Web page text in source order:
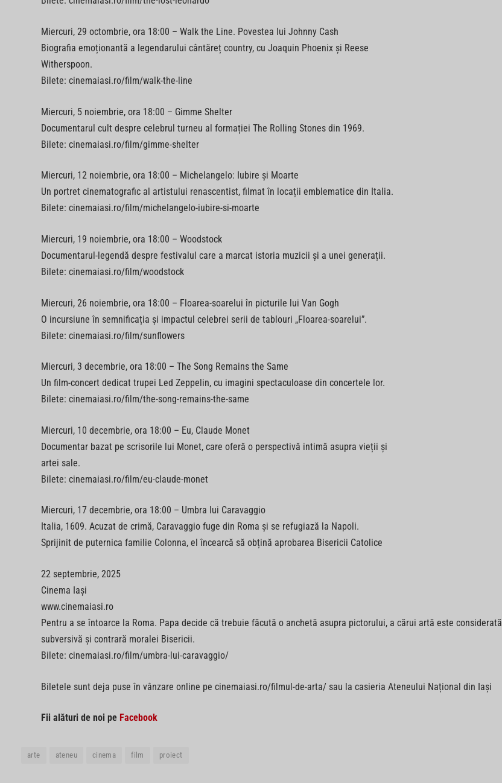
Miercuri, 29 octombrie, ora 18:00 – Walk the Line. Povestea lui Johnny Cash
Biografia emoționantă a legendarului cântăreț country, cu Joaquin Phoenix și Reese
Witherspoon.
Bilete: cinemaiasi.ro/film/walk-the-line
Miercuri, 5 noiembrie, ora 18:00 – Gimme Shelter
Documentarul cult despre celebrul turneu al formației The Rolling Stones din 1969.
Bilete: cinemaiasi.ro/film/gimme-shelter
Miercuri, 12 noiembrie, ora 18:00 – Michelangelo: Iubire și Moarte
Un portret cinematografic al artistului renascentist, filmat în locații emblematice din Italia.
Bilete: cinemaiasi.ro/film/michelangelo-iubire-si-moarte
Miercuri, 19 noiembrie, ora 18:00 – Woodstock
Documentarul-legendă despre festivalul care a marcat istoria muzicii și a unei generații.
Bilete: cinemaiasi.ro/film/woodstock
Miercuri, 26 noiembrie, ora 18:00 – Floarea-soarelui în picturile lui Van Gogh
O incursiune în semnificația și impactul celebrei serii de tablouri „Floarea-soarelui”.
Bilete: cinemaiasi.ro/film/sunflowers
Miercuri, 3 decembrie, ora 18:00 – The Song Remains the Same
Un film-concert dedicat trupei Led Zeppelin, cu imagini spectaculoase din concertele lor.
Bilete: cinemaiasi.ro/film/the-song-remains-the-same
Miercuri, 10 decembrie, ora 18:00 – Eu, Claude Monet
Documentar bazat pe scrisorile lui Monet, care oferă o perspectivă intimă asupra vieții și
artei sale.
Bilete: cinemaiasi.ro/film/eu-claude-monet
Miercuri, 17 decembrie, ora 18:00 – Umbra lui Caravaggio
Italia, 1609. Acuzat de crimă, Caravaggio fuge din Roma și se refugiază la Napoli.
Sprijinit de puternica familie Colonna, el încearcă să obțină aprobarea Bisericii Catolice
22 septembrie, 2025
Cinema Iași
www.cinemaiasi.ro
Pentru a se întoarce la Roma. Papa decide că trebuie făcută o anchetă asupra pictorului, a cărui artă este considerată
subversivă și contrară moralei Bisericii.
Bilete: cinemaiasi.ro/film/umbra-lui-caravaggio/
Biletele sunt deja puse în vânzare online pe cinemaiasi.ro/filmul-de-arta/ sau la casieria Ateneului Național din Iași
Fii alături de noi pe Facebook
arte ateneu cinema film proiect